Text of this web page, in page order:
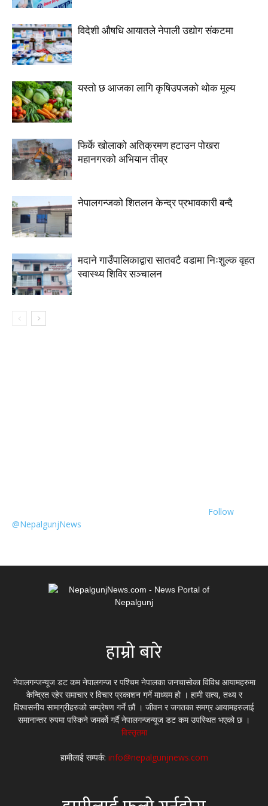
विदेशी औषधि आयातले नेपाली उद्योग संकटमा
यस्तो छ आजका लागि कृषिउपजको थोक मूल्य
फिर्के खोलाको अतिक्रमण हटाउन पोखरा
महानगरको अभियान तीव्र
नेपालगन्जको शितलन केन्द्र प्रभावकारी बन्दै
मदाने गाउँपालिकाद्वारा सातवटै वडामा निःशुल्क वृहत
स्वास्थ्य शिविर सञ्चालन
Follow
@NepalgunjNews
हाम्रो बारे
नेपालगन्जन्यूज डट कम नेपालगन्ज र पश्चिम नेपालका जनचासोका विविध आयामहरुमा
केन्द्रित रहेर समाचार र विचार प्रकाशन गर्ने माध्यम हो । हामी सत्य, तथ्य र
विश्वसनीय सामाग्रीहरुको सम्प्रेषण गर्ने छौं । जीवन र जगतका समग्र आयामहरुलाई
समानान्तर रुपमा पस्किने जमर्को गर्दै नेपालगन्जन्यूज डट कम उपस्थित भएको छ ।
विस्तृतमा
हामीलाई सम्पर्क: info@nepalgunjnews.com